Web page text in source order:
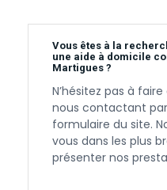
Vous êtes à la
une aide à domicile
Martigues ?
N’hésitez pas à
nous contactant
formulaire du site.
vous dans les plus
présenter nos